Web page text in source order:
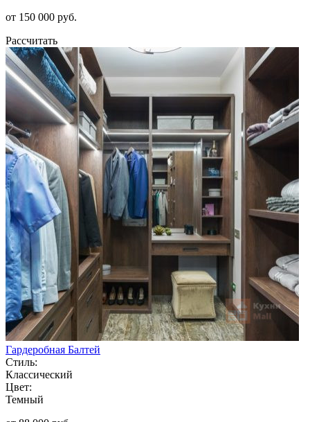
от 150 000 руб.
Рассчитать
Гардеробная Балтей
Стиль:
Классический
Цвет:
Темный